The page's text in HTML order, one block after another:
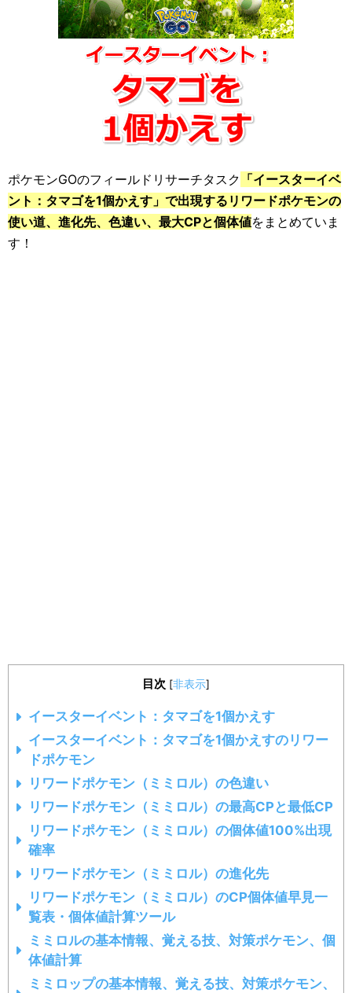
ポケモンGOのフィールドリサーチタスク 「イースターイベ
ント：タマゴを1個かえす」で出現するリワードポケモンの
使い道、進化先、色違い、最大CPと個体値をまとめていま
す！
目次 [非表示]
イースターイベント：タマゴを1個かえす
イースターイベント：タマゴを1個かえすのリワー
ドポケモン
リワードポケモン（ミミロル）の色違い
リワードポケモン（ミミロル）の最高CPと最低CP
リワードポケモン（ミミロル）の個体値100%出現
確率
リワードポケモン（ミミロル）の進化先
リワードポケモン（ミミロル）のCP個体値早見一
覧表・個体値計算ツール
ミミロルの基本情報、覚える技、対策ポケモン、個
体値計算
ミミロップの基本情報、覚える技、対策ポケモン、